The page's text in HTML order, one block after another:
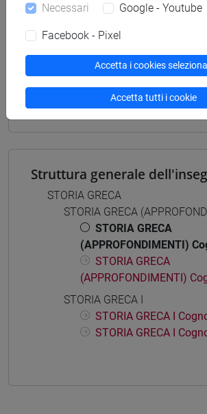
Mutua da
STORIA GRECA
Struttura generale
STORIA GRECA
STORIA GRECA
STORIA GRECA
(APPROFONDIMENTI)
STORIA GRECA
(APPROFONDIMENTI)
STORIA GRECA I
STORIA GRECA I
STORIA GRECA I
Necessari Google - Youtube
Facebook - Pixel
Accetta i cookies
Accetta tutti i cookie